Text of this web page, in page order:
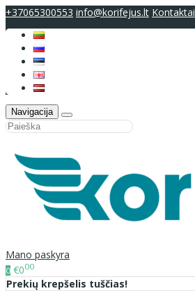
+37065300553 info@korifejus.lt Kontaktai
Navigacija
Mano paskyra
0 €000
Prekių krepšelis tuščias!